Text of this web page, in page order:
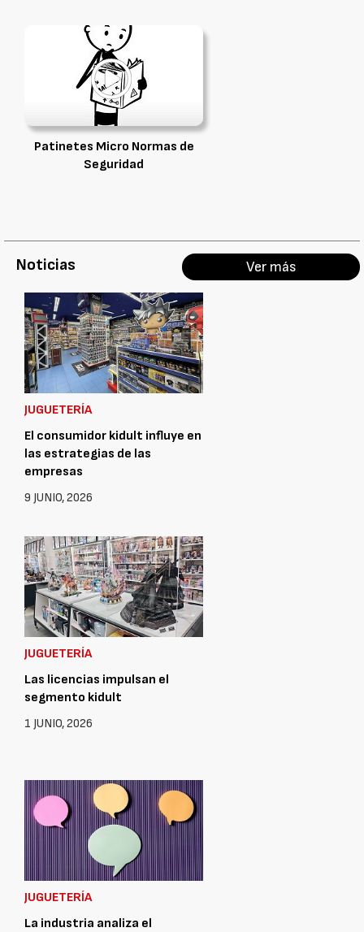
Patinetes Micro Normas de
Seguridad
Noticias Ver más
JUGUETERÍA
El consumidor kidult influye en
las estrategias de las
empresas
9 JUNIO, 2026
JUGUETERÍA
Las licencias impulsan el
segmento kidult
1 JUNIO, 2026
JUGUETERÍA
La industria analiza el